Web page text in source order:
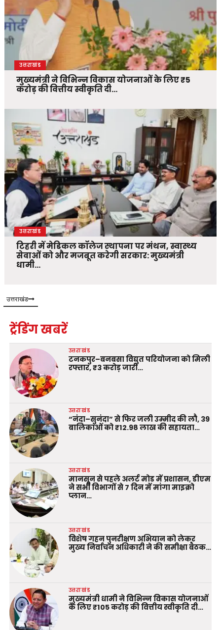
उत्तराखंड
मुख्यमंत्री ने विभिन्न विकास योजनाओं के लिए ₹5
करोड़ की वित्तीय स्वीकृति दी…
उत्तराखंड
टिहरी में मेडिकल कॉलेज स्थापना पर मंथन, स्वास्थ्य
सेवाओं को और मजबूत करेगी सरकार: मुख्यमंत्री
धामी…
उत्तराखंड
ट्रेंडिंग खबरें
उत्तराखंड
टनकपुर–बनबसा विद्युत परियोजना को मिली
रफ्तार, ₹3 करोड़ जारी…
उत्तराखंड
“नंदा–सुनंदा” से फिर जली उम्मीद की लौ, 39
बालिकाओं को ₹12.98 लाख की सहायता…
उत्तराखंड
मानसून से पहले अलर्ट मोड में प्रशासन, डीएम
ने सभी विभागों से 7 दिन में मांगा माइक्रो
प्लान…
उत्तराखंड
विशेष गहन पुनरीक्षण अभियान को लेकर
मुख्य निर्वाचन अधिकारी ने की समीक्षा बैठक…
उत्तराखंड
मुख्यमंत्री धामी ने विभिन्न विकास योजनाओं
के लिए ₹105 करोड़ की वित्तीय स्वीकृति दी…